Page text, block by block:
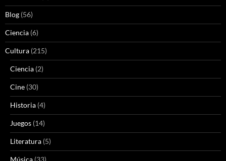
Blog (56)
Ciencia (6)
Cultura (215)
Ciencia (2)
Cine (30)
Historia (4)
Juegos (14)
Literatura (5)
Música (33)